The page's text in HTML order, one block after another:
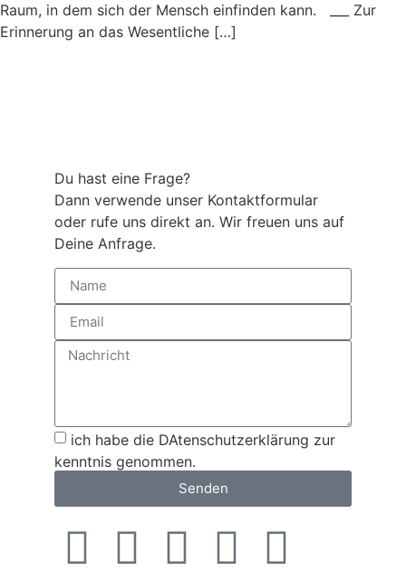
Raum, in dem sich der Mensch einfinden kann. ___ Zur
Erinnerung an das Wesentliche […]
Du hast eine Frage?
Dann verwende unser Kontaktformular
oder rufe uns direkt an. Wir freuen uns auf
Deine Anfrage.
ich habe die DAtenschutzerklärung zur
kenntnis genommen.
Senden